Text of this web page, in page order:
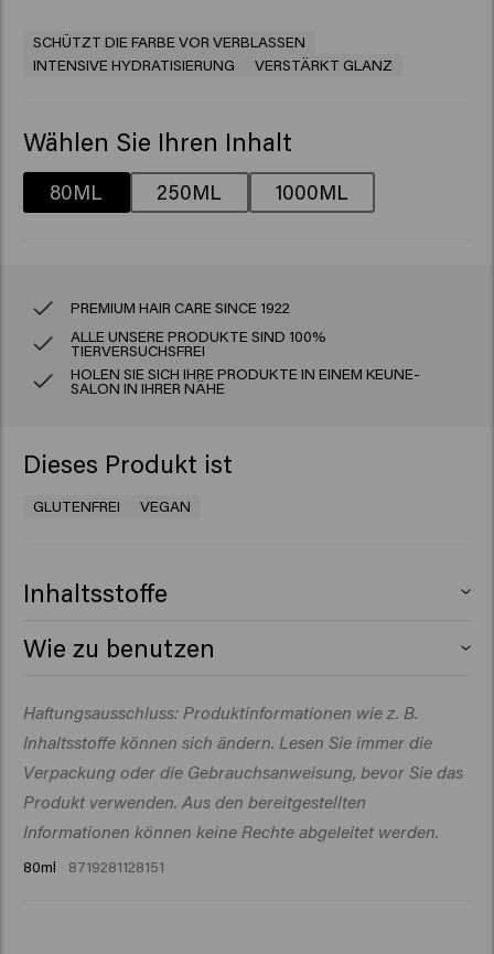
SCHÜTZT DIE FARBE VOR VERBLASSEN
INTENSIVE HYDRATISIERUNG
VERSTÄRKT GLANZ
Wählen Sie Ihren Inhalt
80ML 250ML 1000ML
PREMIUM HAIR CARE SINCE 1922
ALLE UNSERE PRODUKTE SIND 100%
TIERVERSUCHSFREI
HOLEN SIE SICH IHRE PRODUKTE IN EINEM KEUNE-
SALON IN IHRER NÄHE
Dieses Produkt ist
GLUTENFREI VEGAN
Inhaltsstoffe
Behentrimonium Chloride, Isopropyl Myristate,
Dimethylamine, Citric Acid, Parfum (Fragrance), Silicone
Quaternium-22, Isopropyl Alcohol, Sodium Benzoate,
Dipropylene Glycol, Butyrospermum Parkii (Shea)
Butter, Guar Hydroxypropyltrimonium Chloride,
Panthenol, Hydrolyzed Vegetable Protein PG-Propyl
Betaine, Helianthus Annuus (Sunflower) Seed Extract,
Wie zu benutzen
einwirken lassen und gründlich ausspülen.
Haftungsausschluss: Produktinformationen wie z. B.
Inhaltsstoffe können sich ändern. Lesen Sie immer die
Verpackung oder die Gebrauchsanweisung, bevor Sie das
Produkt verwenden. Aus den bereitgestellten
Informationen können keine Rechte abgeleitet werden.
80ml 8719281128151